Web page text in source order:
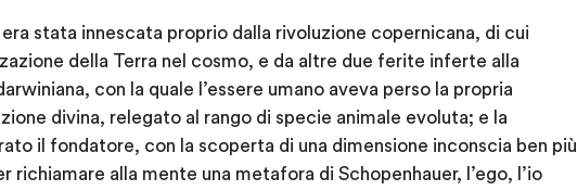
stata innescata proprio dalla rivoluzione copernicana, di cui
della Terra nel cosmo, e da altre due ferite inferte alla
con la quale l’essere umano aveva perso la propria
divina, relegato al rango di specie animale evoluta; e la
il fondatore, con la scoperta di una dimensione inconscia ben più
richiamare alla mente una metafora di Schopenhauer, l’ego, l’io